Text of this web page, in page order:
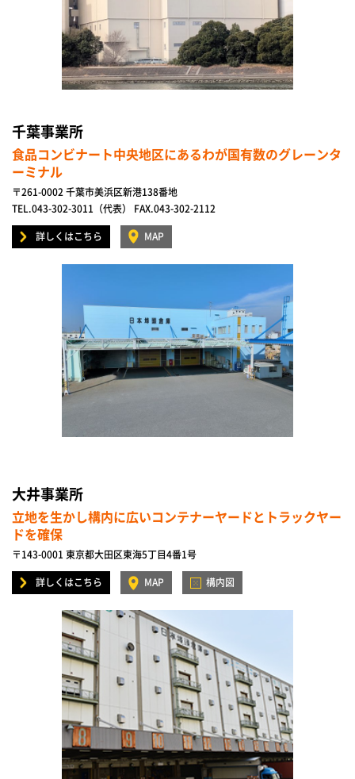
千葉事業所
食品コンビナート中央地区にあるわが国有数のグレーンタ
ーミナル
〒261-0002 千葉市美浜区新港138番地
TEL.043-302-3011（代表） FAX.043-302-2112
詳しくはこちら
MAP
大井事業所
立地を生かし構内に広いコンテナーヤードとトラックヤー
ドを確保
〒143-0001 東京都大田区東海5丁目4番1号
詳しくはこちら
MAP 構内図